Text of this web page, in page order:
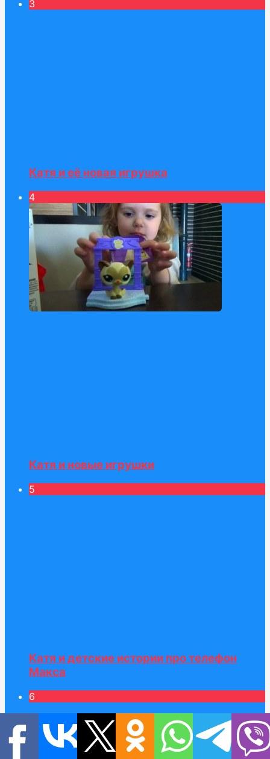
3
Катя и её новая игрушка
4
Катя и новые игрушки
5
Катя и детские истории про телефон
Макса
6